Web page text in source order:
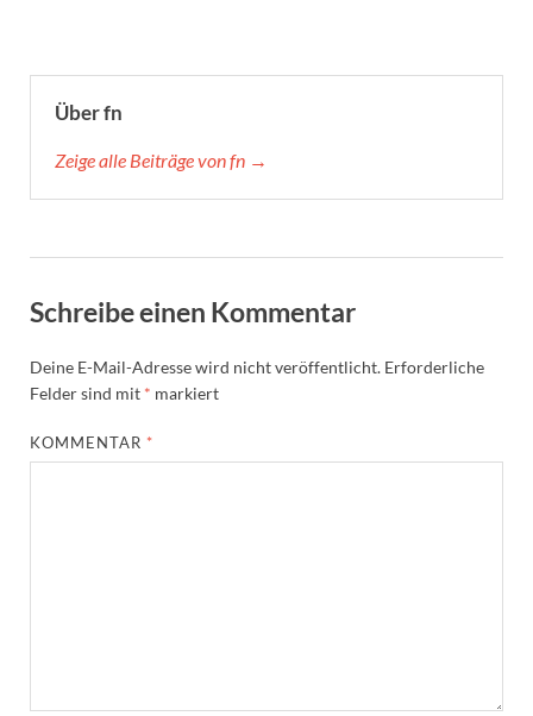
Über fn
Zeige alle Beiträge von fn →
Schreibe einen Kommentar
Deine E-Mail-Adresse wird nicht veröffentlicht. Erforderliche
Felder sind mit * markiert
KOMMENTAR *